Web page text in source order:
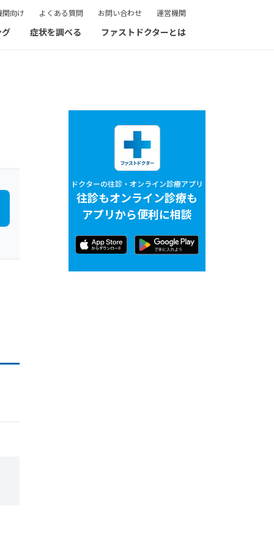
関向け よくある質問 お問い合わせ 運営機関
症状を調べる ファストドクターとは
ドクターの往診・オンライン診療アプリ
往診もオンライン診療も
アプリから便利に相談